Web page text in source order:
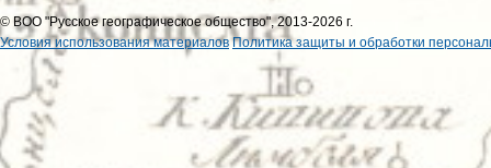
© ВОО "Русское географическое общество", 2013-2026 г.
Условия использования материалов Политика защиты и обработки